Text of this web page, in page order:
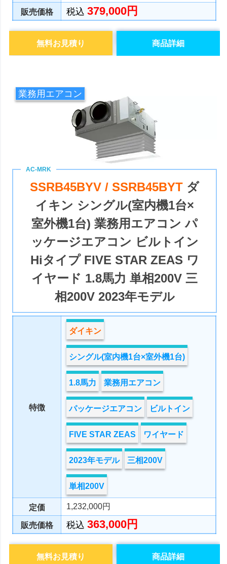
販売価格 税込379,000円
商品詳細
無料お見積り
業務用エアコン
SSRB45BYV / SSRB45BYT ダ
イキン シングル(室内機1台×
室外機1台) 業務用エアコン パ
ッケージエアコン ビルトイン
Hiタイプ FIVE STAR ZEAS ワ
イヤード 1.8馬力 単相200V 三
相200V 2023年モデル
特徴
ダイキン
シングル(室内機1台×室外機1台)
1.8馬力 業務用エアコン
パッケージエアコン ビルトイン
FIVE STAR ZEAS ワイヤード
2023年モデル 三相200V
単相200V
定価 1,232,000円
販売価格 税込363,000円
商品詳細
無料お見積り